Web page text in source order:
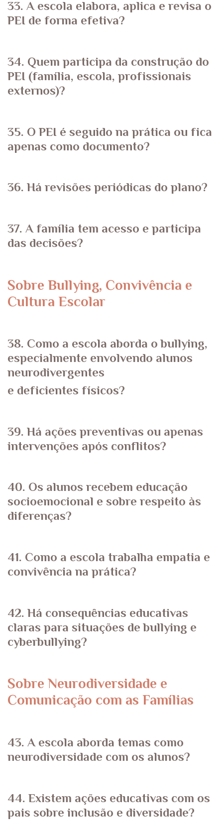
33. A escola elabora, aplica e revisa o
PEI de forma efetiva?
34. Quem participa da construção do
PEI (família, escola, profissionais
externos)?
35. O PEI é seguido na prática ou fica
apenas como documento?
36. Há revisões periódicas do plano?
37. A família tem acesso e participa
das decisões?
Sobre Bullying, Convivência e
Cultura Escolar
38. Como a escola aborda o bullying,
especialmente envolvendo alunos
neurodivergentes
e deficientes físicos?
39. Há ações preventivas ou apenas
intervenções após conflitos?
40. Os alunos recebem educação
socioemocional e sobre respeito às
diferenças?
41. Como a escola trabalha empatia e
convivência na prática?
42. Há consequências educativas
claras para situações de bullying e
cyberbullying?
Sobre Neurodiversidade e
Comunicação com as Famílias
43. A escola aborda temas como
neurodiversidade com os alunos?
44. Existem ações educativas com os
pais sobre inclusão e diversidade?